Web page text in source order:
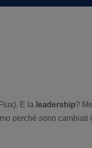
E la leadership?
perché sono cambiati